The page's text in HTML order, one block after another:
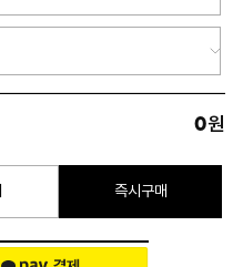
0원
즉시구매